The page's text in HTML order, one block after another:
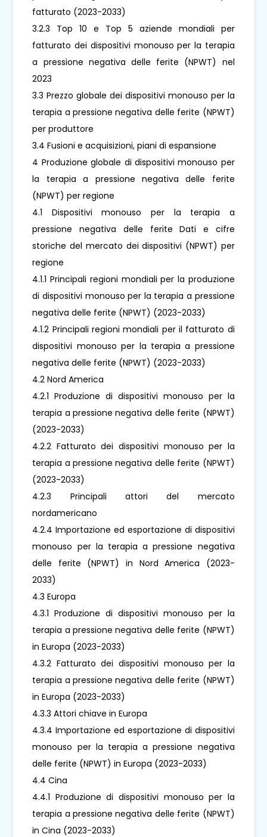
fatturato (2023-2033)
3.2.3 Top 10 e Top 5 aziende mondiali per
fatturato dei dispositivi monouso per la terapia
a pressione negativa delle ferite (NPWT) nel
2023
3.3 Prezzo globale dei dispositivi monouso per la
terapia a pressione negativa delle ferite (NPWT)
per produttore
3.4 Fusioni e acquisizioni, piani di espansione
4 Produzione globale di dispositivi monouso per
la terapia a pressione negativa delle ferite
(NPWT) per regione
4.1 Dispositivi monouso per la terapia a
pressione negativa delle ferite Dati e cifre
storiche del mercato dei dispositivi (NPWT) per
regione
4.1.1 Principali regioni mondiali per la produzione
di dispositivi monouso per la terapia a pressione
negativa delle ferite (NPWT) (2023-2033)
4.1.2 Principali regioni mondiali per il fatturato di
dispositivi monouso per la terapia a pressione
negativa delle ferite (NPWT) (2023-2033)
4.2 Nord America
4.2.1 Produzione di dispositivi monouso per la
terapia a pressione negativa delle ferite (NPWT)
(2023-2033)
4.2.2 Fatturato dei dispositivi monouso per la
terapia a pressione negativa delle ferite (NPWT)
(2023-2033)
4.2.3 Principali attori del mercato
nordamericano
4.2.4 Importazione ed esportazione di dispositivi
monouso per la terapia a pressione negativa
delle ferite (NPWT) in Nord America (2023-
2033)
4.3 Europa
4.3.1 Produzione di dispositivi monouso per la
terapia a pressione negativa delle ferite (NPWT)
in Europa (2023-2033)
4.3.2 Fatturato dei dispositivi monouso per la
terapia a pressione negativa delle ferite (NPWT)
in Europa (2023-2033)
4.3.3 Attori chiave in Europa
4.3.4 Importazione ed esportazione di dispositivi
monouso per la terapia a pressione negativa
delle ferite (NPWT) in Europa (2023-2033)
4.4 Cina
4.4.1 Produzione di dispositivi monouso per la
terapia a pressione negativa delle ferite (NPWT)
in Cina (2023-2033)